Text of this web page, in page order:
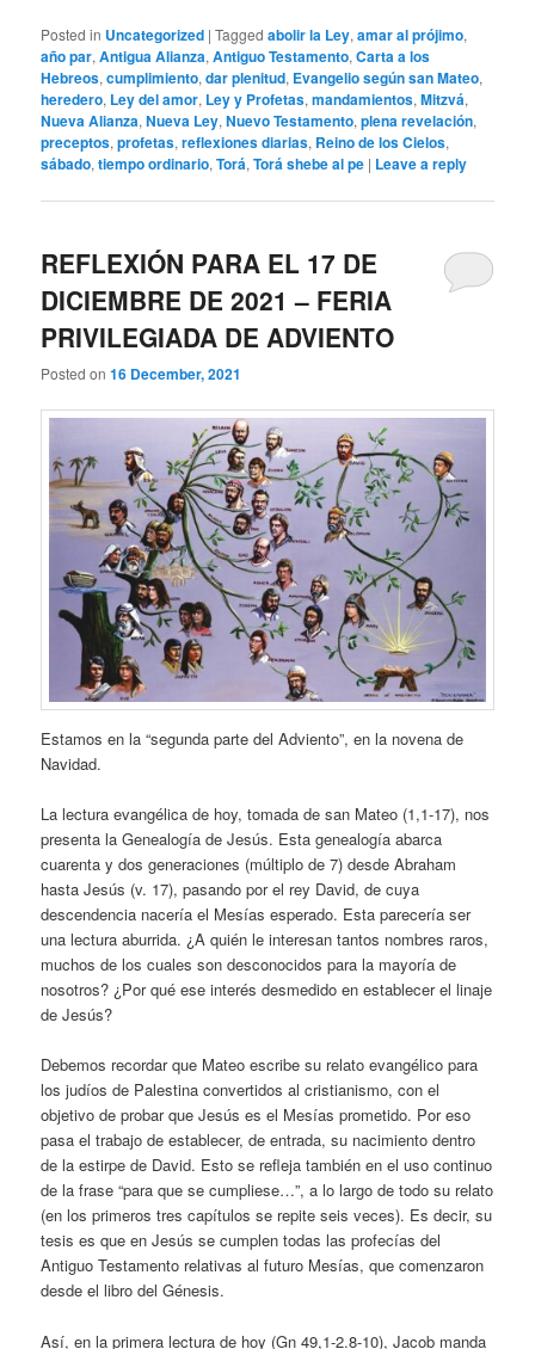
Posted in Uncategorized |Tagged abolir la Ley,amar al prójimo,
año par,Antigua Alianza,Antiguo Testamento,Carta a los
Hebreos,cumplimiento,dar plenitud, Evangelio según san Mateo,
heredero, Ley del amor, Ley y Profetas,mandamientos,Mitzvá,
Nueva Alianza,Nueva Ley,Nuevo Testamento,plena revelación,
preceptos,profetas,reflexiones diarias, Reino de los Cielos,
sábado,tiempo ordinario,Torá,Torá shebe al pe | Leave a reply
REFLEXIÓN PARA EL 17 DE
DICIEMBRE DE 2021 – FERIA
PRIVILEGIADA DE ADVIENTO
Posted on16 December, 2021
Estamos en la “segunda parte del Adviento”, en la novena de
Navidad.
La lectura evangélica de hoy, tomada de san Mateo (1,1-17), nos
presenta la Genealogía de Jesús. Esta genealogía abarca
cuarenta y dos generaciones (múltiplo de 7) desde Abraham
hasta Jesús (v. 17), pasando por el rey David, de cuya
descendencia nacería el Mesías esperado. Esta parecería ser
una lectura aburrida. ¿A quién le interesan tantos nombres raros,
muchos de los cuales son desconocidos para la mayoría de
nosotros? ¿Por qué ese interés desmedido en establecer el linaje
de Jesús?
Debemos recordar que Mateo escribe su relato evangélico para
los judíos de Palestina convertidos al cristianismo, con el
objetivo de probar que Jesús es el Mesías prometido. Por eso
pasa el trabajo de establecer, de entrada, su nacimiento dentro
de la estirpe de David. Esto se refleja también en el uso continuo
de la frase “para que se cumpliese…”, a lo largo de todo su relato
(en los primeros tres capítulos se repite seis veces). Es decir, su
tesis es que en Jesús se cumplen todas las profecías del
Antiguo Testamento relativas al futuro Mesías, que comenzaron
desde el libro del Génesis.
Así, en la primera lectura de hoy (Gn 49,1-2.8-10), Jacob manda